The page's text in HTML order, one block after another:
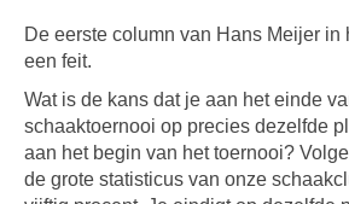
De eerste column van Hans Meijer in
een feit.
Wat is de kans dat je aan het einde
schaaktoernooi op precies dezelfde
aan het begin van het toernooi?
de grote statisticus van onze